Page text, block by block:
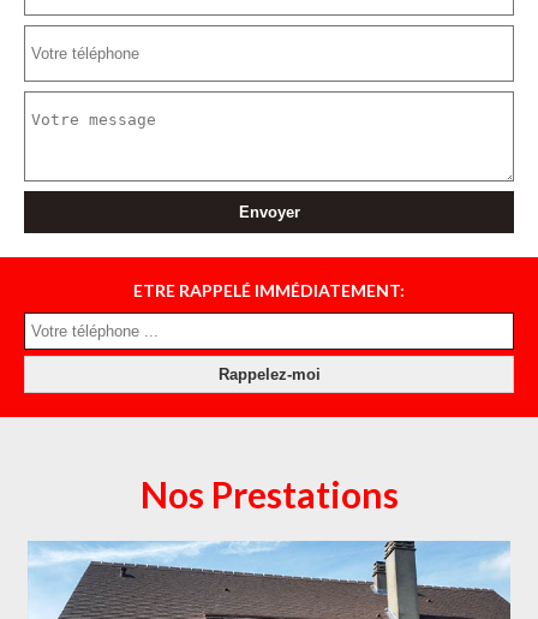
ETRE RAPPELÉ IMMÉDIATEMENT:
Nos Prestations